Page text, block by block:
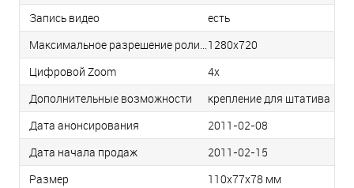
Запись видео
есть
Максимальное разрешение роликов1280x720
Цифровой Zoom
4x
Дополнительные возможности
крепление для штатива
Дата анонсирования
2011-02-08
Дата начала продаж
2011-02-15
Размер
110x77x78 мм